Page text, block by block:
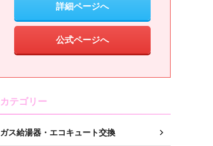
詳細ページへ
公式ページへ
カテゴリー
ガス給湯器・エコキュート交換